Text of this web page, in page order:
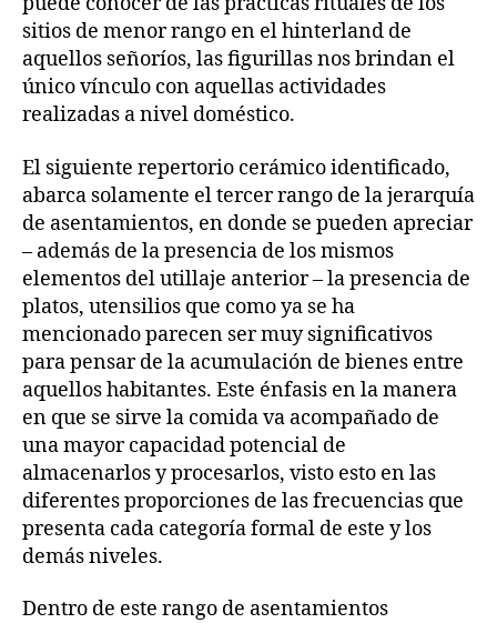
sitios de menor rango en el hinterland de
aquellos señoríos, las figurillas nos brindan el
único vínculo con aquellas actividades
realizadas a nivel doméstico.
El siguiente repertorio cerámico identificado,
abarca solamente el tercer rango de la jerarquía
de asentamientos, en donde se pueden apreciar
– además de la presencia de los mismos
elementos del utillaje anterior – la presencia de
platos, utensilios que como ya se ha
mencionado parecen ser muy significativos
para pensar de la acumulación de bienes entre
aquellos habitantes. Este énfasis en la manera
en que se sirve la comida va acompañado de
una mayor capacidad potencial de
almacenarlos y procesarlos, visto esto en las
diferentes proporciones de las frecuencias que
presenta cada categoría formal de este y los
demás niveles.
Dentro de este rango de asentamientos